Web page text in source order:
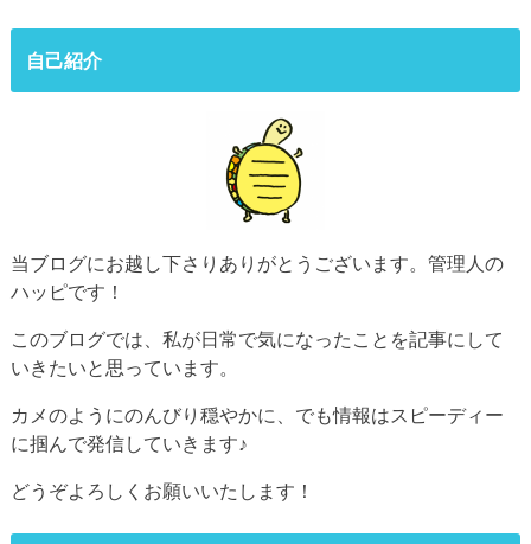
自己紹介
当ブログにお越し下さりありがとうございます。管理人の
ハッピです！
このブログでは、私が日常で気になったことを記事にして
いきたいと思っています。
カメのようにのんびり穏やかに、でも情報はスピーディー
に掴んで発信していきます♪
どうぞよろしくお願いいたします！